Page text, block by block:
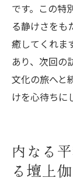
です。この特
る静けさをも
癒してくれま
あり、次回の
文化の旅へと
けを心待ちに
内なる
る壇上